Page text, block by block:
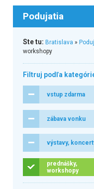
Podujatia
Ste tu: Bratislava »
workshopy
Filtruj podľa
vstup zdarma
zábava vonku
výstavy,
prednášky,
workshopy